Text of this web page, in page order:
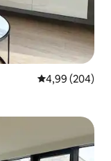
Átlagos
4,99 (204)